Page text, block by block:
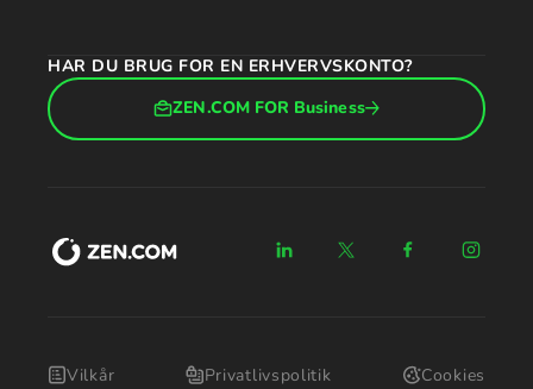
HAR DU BRUG FOR EN ERHVERVSKONTO?
ZEN.COM FOR Business
Vilkår Privatlivspolitik Cookies